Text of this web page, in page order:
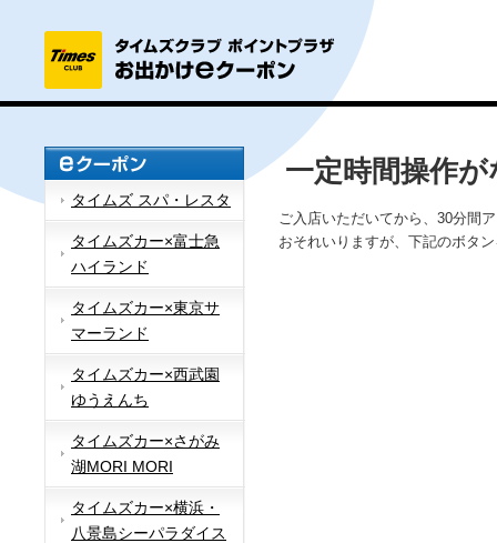
タイムズ スパ・レスタ
タイムズカー×富士急
ハイランド
タイムズカー×東京サ
マーランド
タイムズカー×西武園
ゆうえんち
タイムズカー×さがみ
湖MORI MORI
タイムズカー×横浜・
八景島シーパラダイス
一定時間操作
ご入店いただいてから、30分間
おそれいりますが、下記のボタ